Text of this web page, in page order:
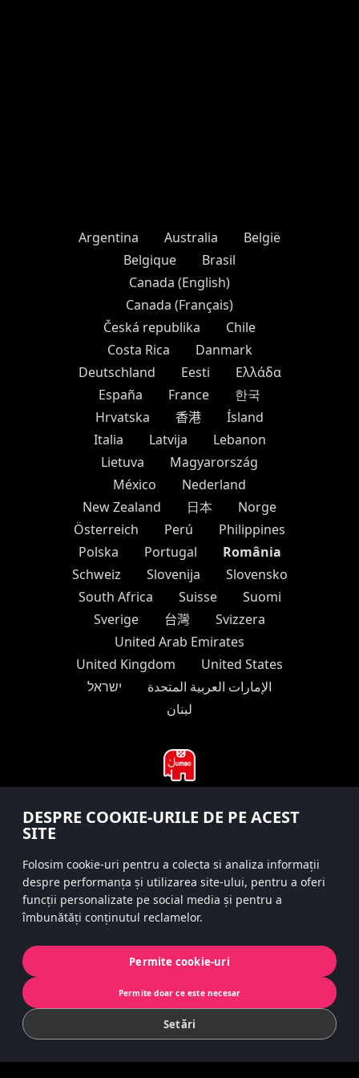
DESPRE COOKIE-URILE DE PE ACEST
SITE
Folosim cookie-uri pentru a colecta si analiza informații
despre performanța și utilizarea site-ului, pentru a oferi
funcții personalizate pe social media și pentru a
îmbunătăți conținutul reclamelor.
Permite cookie-uri
Permite doar ce este necesar
Setări
Argentina Australia
België
Belgique
Brasil
Canada (English)
Canada (Français)
Česká republika
Chile
Costa Rica
Danmark
Deutschland
Eesti
Ελλάδα
España
France
한국
Hrvatska
香港
Ísland
Italia
Latvija
Lebanon
Lietuva
Magyarország
México
Nederland
New Zealand
日本
Norge
Österreich
Perú
Philippines
Polska
Portugal
România
Schweiz
Slovenija
Slovensko
South Africa
Suisse
Suomi
Sverige
台灣
Svizzera
United Arab Emirates
United Kingdom
United States
ישראל
الإمارات العربية المتحدة
لبنان
#hitsterparty
concept by Slættaratindur AB & Friends